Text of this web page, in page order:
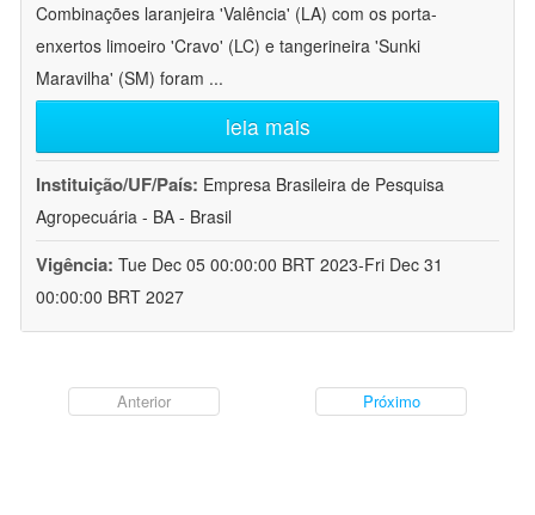
Combinações laranjeira 'Valência' (LA) com os porta-
enxertos limoeiro 'Cravo' (LC) e tangerineira 'Sunki
Maravilha' (SM) foram ...
leia mais
Instituição/UF/País: Empresa Brasileira de Pesquisa
Agropecuária - BA - Brasil
Vigência: Tue Dec 05 00:00:00 BRT 2023-Fri Dec 31
00:00:00 BRT 2027
Anterior Próximo